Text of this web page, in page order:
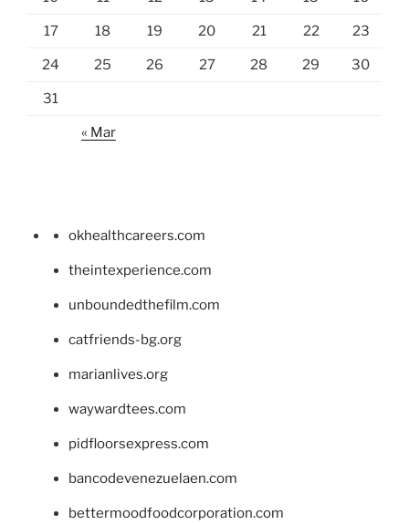
17 18 19 20 21 22 23
24 25 26 27 28 29 30
31
« Mar
okhealthcareers.com
theintexperience.com
unboundedthefilm.com
catfriends-bg.org
marianlives.org
waywardtees.com
pidfloorsexpress.com
bancodevenezuelaen.com
bettermoodfoodcorporation.com